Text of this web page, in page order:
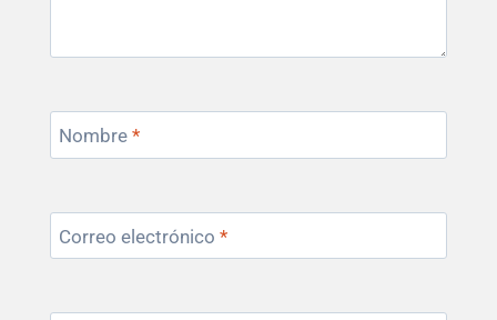
Nombre*
Correo electrónico*